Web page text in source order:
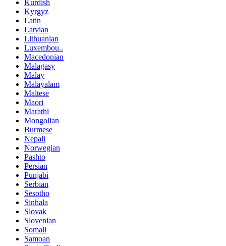
Kurdish
Kyrgyz
Latin
Latvian
Lithuanian
Luxembou..
Macedonian
Malagasy
Malay
Malayalam
Maltese
Maori
Marathi
Mongolian
Burmese
Nepali
Norwegian
Pashto
Persian
Punjabi
Serbian
Sesotho
Sinhala
Slovak
Slovenian
Somali
Samoan